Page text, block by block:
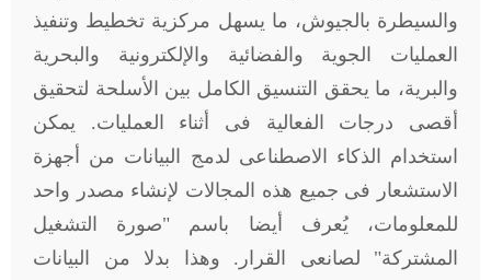
والسيطرة بالجيوش، ما يسهل مركزية تخطيط وتنفيذ
العمليات الجوية والفضائية والإلكترونية والبحرية
والبرية، ما يحقق التنسيق الكامل بين الأسلحة لتحقيق
أقصى درجات الفعالية فى أثناء العمليات. يمكن
استخدام الذكاء الاصطناعى لدمج البيانات من أجهزة
الاستشعار فى جميع هذه المجالات لإنشاء مصدر واحد
للمعلومات، يُعرف أيضا باسم "صورة التشغيل
المشتركة" لصانعى القرار. وهذا بدلا من البيانات